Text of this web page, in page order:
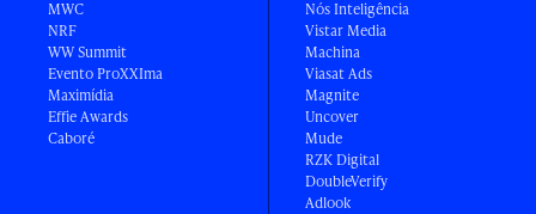
MWC
NRF
WW Summit
Evento ProXXIma
Maximídia
Effie Awards
Caboré
Nós Inteligência
Vistar Media
Machina
Viasat Ads
Magnite
Uncover
Mude
RZK Digital
DoubleVerify
Adlook